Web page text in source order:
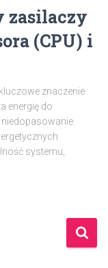
zasilaczy
(CPU) i
znaczenie
energię do
systemu,